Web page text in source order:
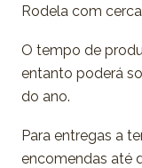
Rodela com
O tempo de
entanto poderá
do ano.
Para entregas a
encomendas até